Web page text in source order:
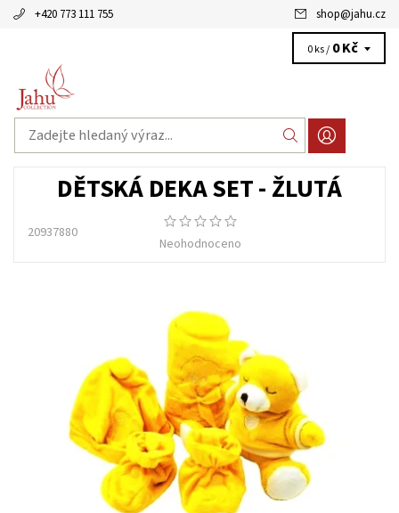
+420 773 111 755 shop@jahu.cz
0 ks / 0 Kč
DĚTSKÁ DEKA SET - ŽLUTÁ
20937880
Neohodnoceno